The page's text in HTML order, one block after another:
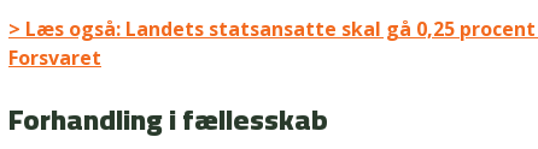
> Læs også: Landets statsansatte skal gå 0,25
Forsvaret
Forhandling i fællesskab